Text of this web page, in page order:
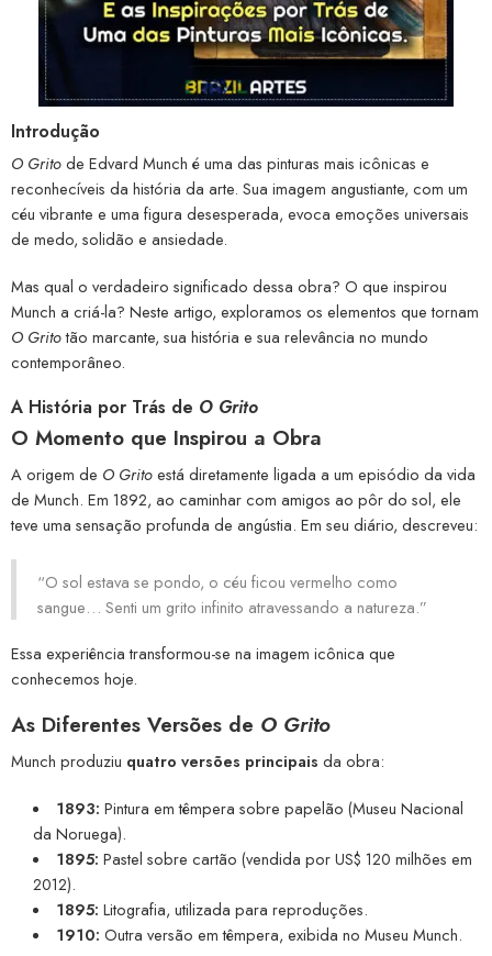
Introdução
O Gritode Edvard Munch é uma das pinturas mais icônicas e
reconhecíveis da história da arte. Sua imagem angustiante, com um
céu vibrante e uma figura desesperada, evoca emoções universais
de medo, solidão e ansiedade.
Mas qual o verdadeiro significado dessa obra? O que inspirou
Munch a criá-la? Neste artigo, exploramos os elementos que tornam
O Gritotão marcante, sua história e sua relevância no mundo
contemporâneo.
A História por Trás de O Grito
O Momento que Inspirou a Obra
A origem de O Gritoestá diretamente ligada a um episódio da vida
de Munch. Em 1892, ao caminhar com amigos ao pôr do sol, ele
teve uma sensação profunda de angústia. Em seu diário, descreveu:
“O sol estava se pondo, o céu ficou vermelho como
sangue… Senti um grito infinito atravessando a natureza.”
Essa experiência transformou-se na imagem icônica que
conhecemos hoje.
As Diferentes Versões de O Grito
Munch produziu quatro versões principais da obra:
1893: Pintura em têmpera sobre papelão (Museu Nacional
da Noruega).
1895: Pastel sobre cartão (vendida por US$ 120 milhões em
2012).
1895: Litografia, utilizada para reproduções.
1910: Outra versão em têmpera, exibida no Museu Munch.